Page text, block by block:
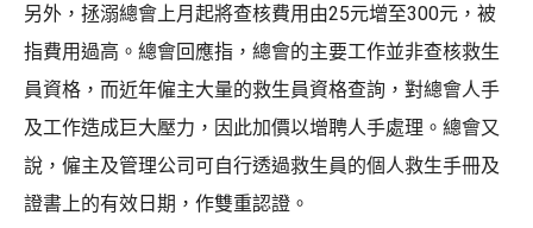
另外，拯溺總會上月起將查核費用由25元增至300元，被
指費用過高。總會回應指，總會的主要工作並非查核救生
員資格，而近年僱主大量的救生員資格查詢，對總會人手
及工作造成巨大壓力，因此加價以增聘人手處理。總會又
說，僱主及管理公司可自行透過救生員的個人救生手冊及
證書上的有效日期，作雙重認證。